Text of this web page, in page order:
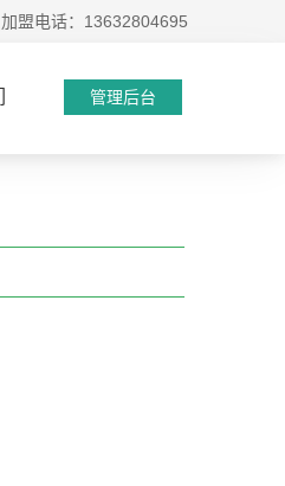
加盟电话：13632804695
管理后台